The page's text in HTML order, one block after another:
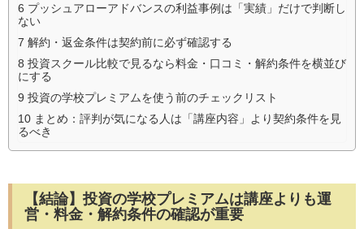
6 プッシュアローアドバンスの利益事例は「実績」だけで判断し
ない
7 解約・返金条件は契約前に必ず確認する
8 投資スクール比較で見るなら料金・口コミ・解約条件を横並び
にする
9 投資の学校プレミアムを使う前のチェックリスト
10 まとめ：評判が気になる人は「講座内容」より契約条件を見
るべき
【結論】投資の学校プレミアムは講座よりも運
営・料金・解約条件の確認が重要